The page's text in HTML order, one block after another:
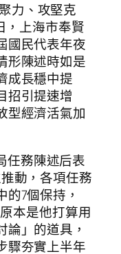
力、攻堅克
，上海市奉賢
國民代表年夜
形陳述時如是
成長穩中提
招引提速增
型經濟活氣加
任務陳述后表
動，各項任務
7個保持，
本是他打算用
」的道具，
驟夯實上半年